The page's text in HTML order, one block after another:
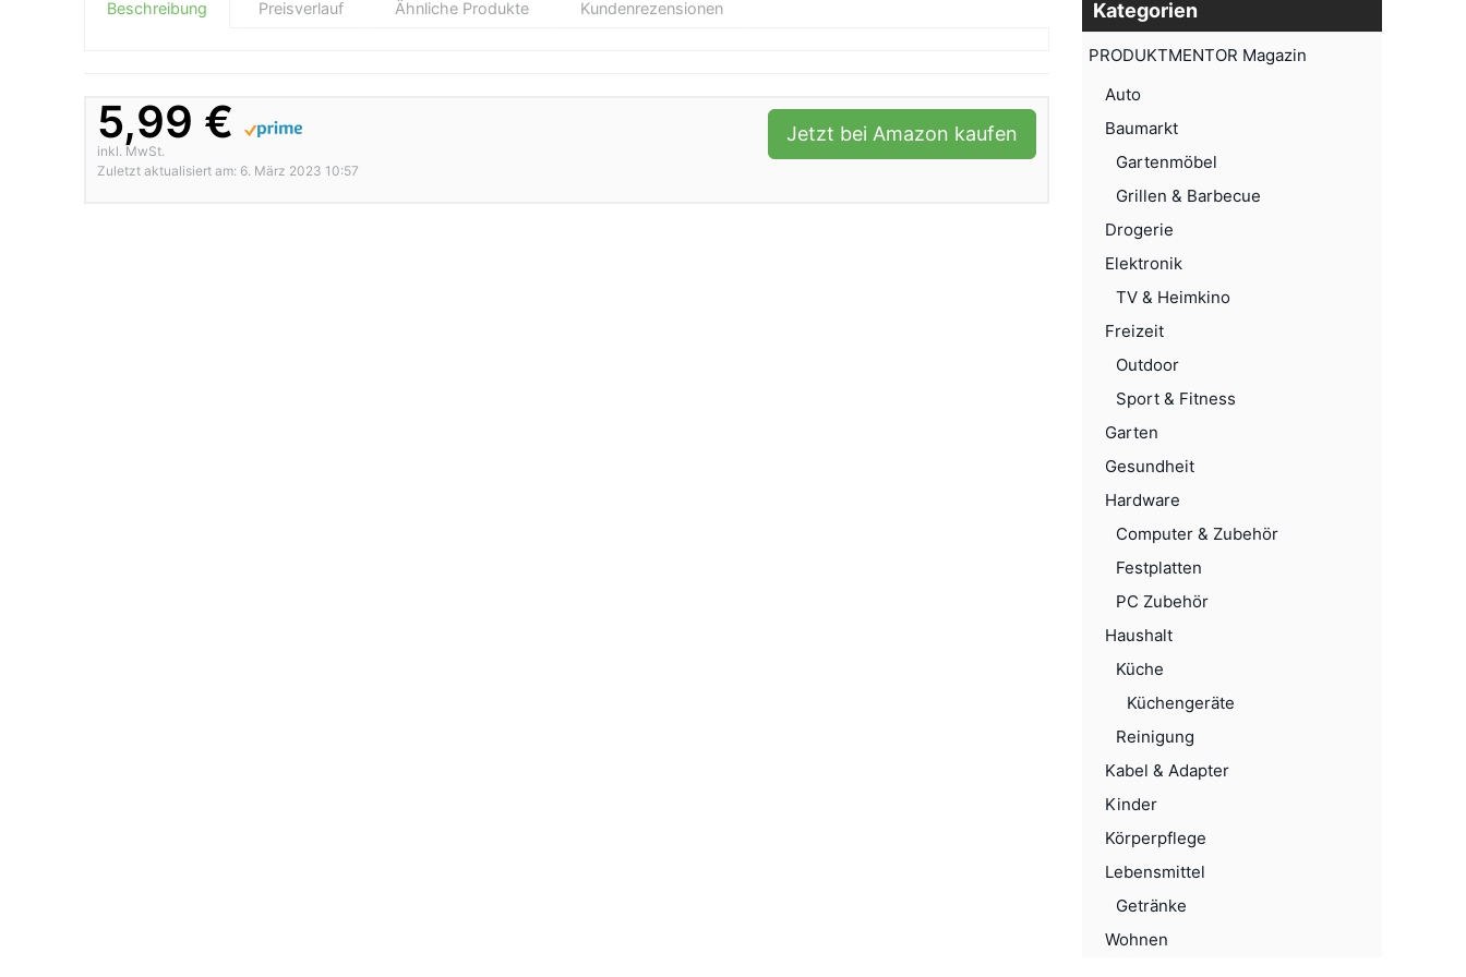
Beschreibung Preisverlauf Ähnliche Produkte Kundenrezensionen
5,99 €
inkl. MwSt.
Zuletzt aktualisiert am: 6. März 2023 10:57
Jetzt bei Amazon kaufen
Kategorien
PRODUKTMENTOR Magazin
Auto
Baumarkt
Gartenmöbel
Grillen & Barbecue
Drogerie
Elektronik
TV & Heimkino
Freizeit
Outdoor
Sport & Fitness
Garten
Gesundheit
Hardware
Computer & Zubehör
Festplatten
PC Zubehör
Haushalt
Küche
Küchengeräte
Reinigung
Kabel & Adapter
Kinder
Körperpflege
Lebensmittel
Getränke
Wohnen